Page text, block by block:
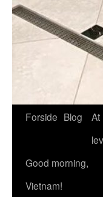
Forside Blog
At
Good morning,
Vietnam!